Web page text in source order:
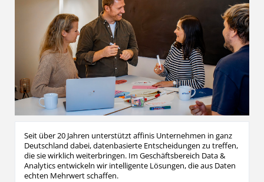
Seit über 20 Jahren unterstützt affinis Unternehmen in ganz
Deutschland dabei, datenbasierte Entscheidungen zu treffen,
die sie wirklich weiterbringen. Im Geschäftsbereich Data &
Analytics entwickeln wir intelligente Lösungen, die aus Daten
echten Mehrwert schaffen.